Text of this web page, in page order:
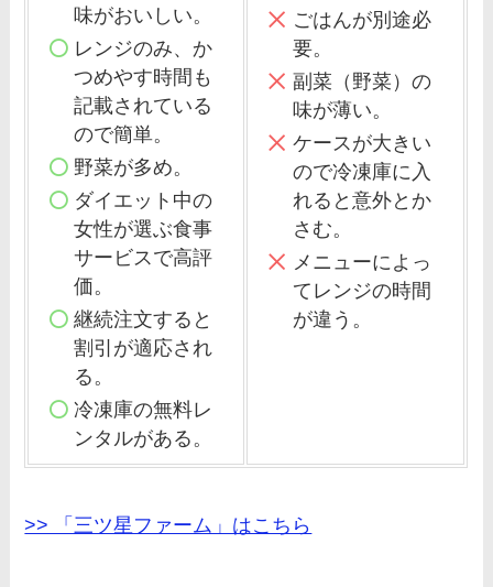
味がおいしい。
レンジのみ、か
つめやす時間も
記載されている
ので簡単。
野菜が多め。
ダイエット中の
女性が選ぶ食事
サービスで高評
価。
継続注文すると
割引が適応され
る。
冷凍庫の無料レ
ンタルがある。
ごはんが別途必
要。
副菜（野菜）の
味が薄い。
ケースが大きい
ので冷凍庫に入
れると意外とか
さむ。
メニューによっ
てレンジの時間
が違う。
>> 「三ツ星ファーム」はこちら